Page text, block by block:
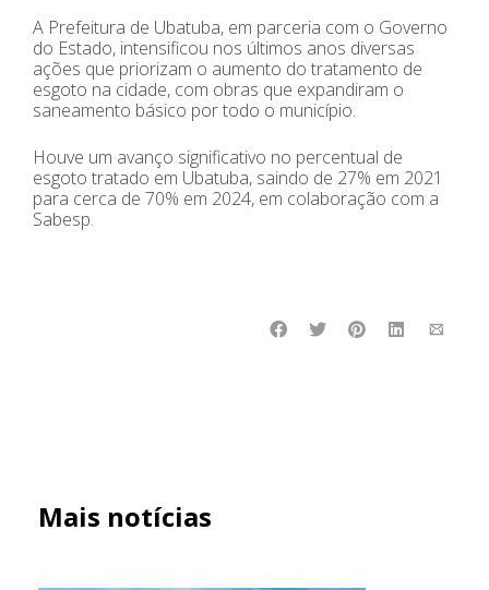
A Prefeitura de Ubatuba, em parceria com o Governo
do Estado, intensificou nos últimos anos diversas
ações que priorizam o aumento do tratamento de
esgoto na cidade, com obras que expandiram o
saneamento básico por todo o município.
Houve um avanço significativo no percentual de
esgoto tratado em Ubatuba, saindo de 27% em 2021
para cerca de 70% em 2024, em colaboração com a
Sabesp.
Mais notícias